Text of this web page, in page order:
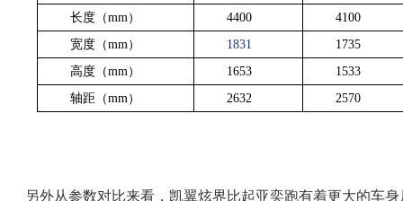
长度（mm）
4400
4100
宽度（mm）
1831
1735
高度（mm）
1653
1533
轴距（mm）
2632 2570
另外从参数对比来看，凯翼炫界比起亚奕跑有着更大的车